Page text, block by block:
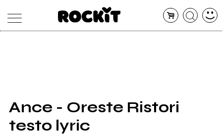
SHOP
RADIO
Ance - Oreste Ristori
testo lyric